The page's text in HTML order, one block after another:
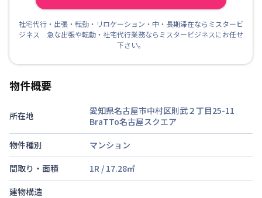
社宅代行・出張・転勤・リロケーション・中・長期滞在ならミスタービ
ジネス 急な出張や転勤・社宅代行業務ならミスタービジネスにお任せ
下さい。
物件概要
所在地
愛知県名古屋市中村区則武２丁目25-11
BraTTo名古屋スクエア
物件種別
マンション
間取り・面積
1R / 17.28㎡
建物構造